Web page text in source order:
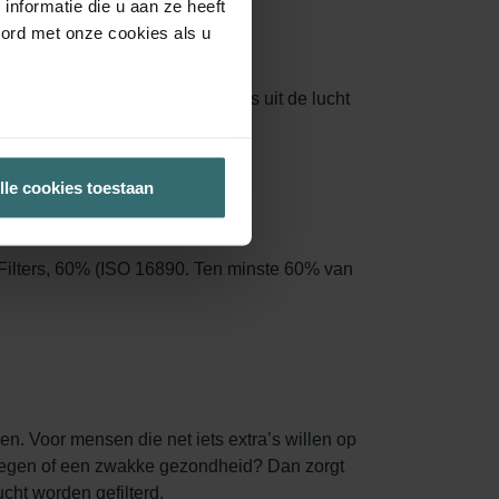
die u aan ze heeft
met onze cookies als u
cookies toestaan
waardoor meer deeltjes uit de lucht
ze worden vervangen.
60% (ISO 16890. Ten minste 60% van
Voor mensen die net iets extra’s willen op
of een zwakke gezondheid? Dan zorgt
worden gefilterd.